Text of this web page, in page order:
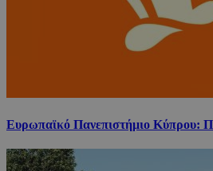
Ευρωπαϊκό Πανεπιστήμιο Κύπρου: